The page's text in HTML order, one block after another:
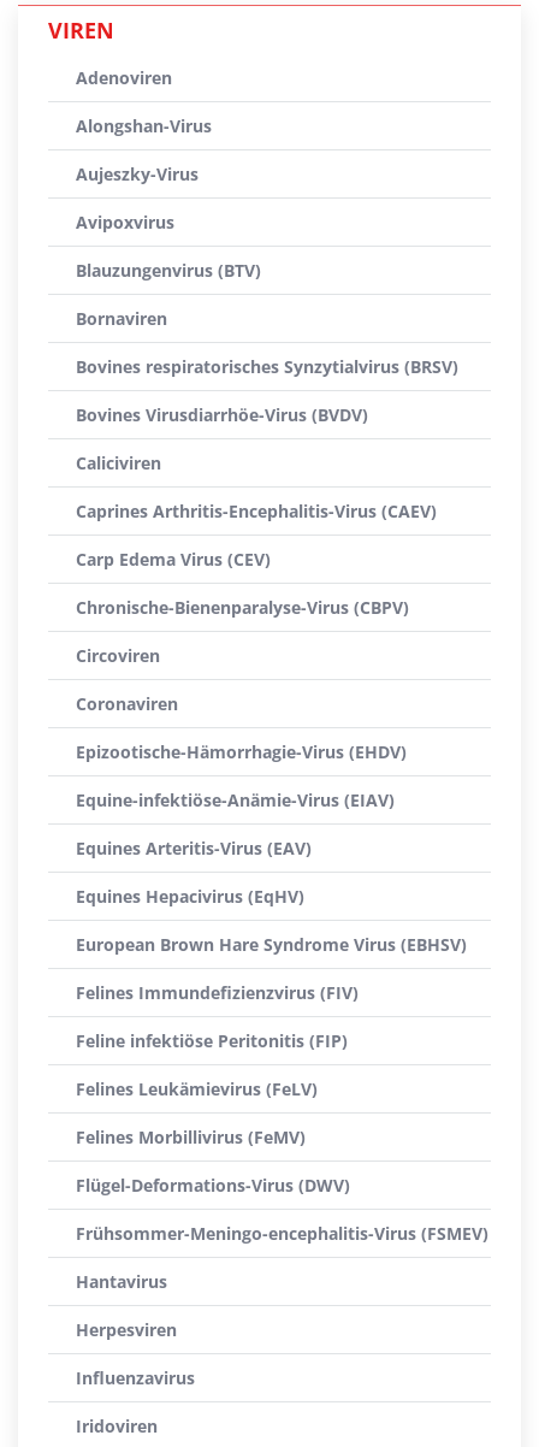
VIREN
Adenoviren
Alongshan-Virus
Aujeszky-Virus
Avipoxvirus
Blauzungenvirus (BTV)
Bornaviren
Bovines respiratorisches Synzytialvirus (BRSV)
Bovines Virusdiarrhöe-Virus (BVDV)
Caliciviren
Caprines Arthritis-Encephalitis-Virus (CAEV)
Carp Edema Virus (CEV)
Chronische-Bienenparalyse-Virus (CBPV)
Circoviren
Coronaviren
Epizootische-Hämorrhagie-Virus (EHDV)
Equine-infektiöse-Anämie-Virus (EIAV)
Equines Arteritis-Virus (EAV)
Equines Hepacivirus (EqHV)
European Brown Hare Syndrome Virus (EBHSV)
Felines Immundefizienzvirus (FIV)
Feline infektiöse Peritonitis (FIP)
Felines Leukämievirus (FeLV)
Felines Morbillivirus (FeMV)
Flügel-Deformations-Virus (DWV)
Frühsommer-Meningo-encephalitis-Virus (FSMEV)
Hantavirus
Herpesviren
Influenzavirus
Iridoviren